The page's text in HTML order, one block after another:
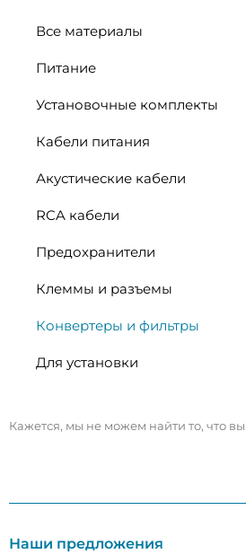
Все материалы
Питание
Установочные комплекты
Кабели питания
Акустические кабели
RCA кабели
Предохранители
Клеммы и разъемы
Конвертеры и фильтры
Для установки
Кажется, мы не можем найти то, что
Наши предложения